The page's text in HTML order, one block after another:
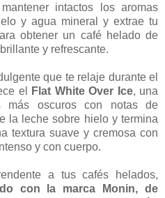
intactos los aromas
y agua mineral y extrae tu
obtener un café helado de
y refrescante.
que te relaje durante el
el
Flat White Over Ice, una
más oscuros con notas de
la leche sobre hielo y termina
textura suave y cremosa con
y con cuerpo.
a tus cafés helados,
con la marca Monin, de